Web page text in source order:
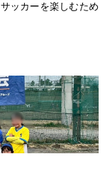
ッカーを楽しむため